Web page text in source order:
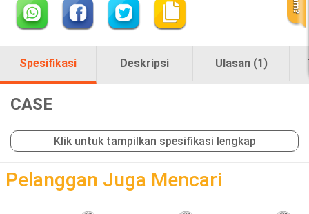
Spesifikasi Deskripsi Ulasan (1)
CASE
Klik untuk tampilkan spesifikasi lengkap
Pelanggan Juga Mencari